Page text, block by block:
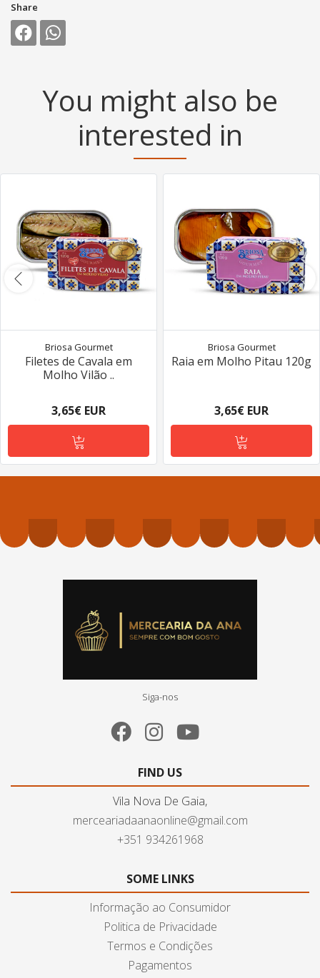
Share
You might also be
interested in
Briosa Gourmet
Filetes de Cavala em
Molho Vilão ..
3,65€ EUR
Briosa Gourmet
Raia em Molho Pitau 120g
3,65€ EUR
Siga-nos
FIND US
Vila Nova De Gaia,
merceariadaanaonline@gmail.com
+351 934261968
SOME LINKS
Informação ao Consumidor
Politica de Privacidade
Termos e Condições
Pagamentos